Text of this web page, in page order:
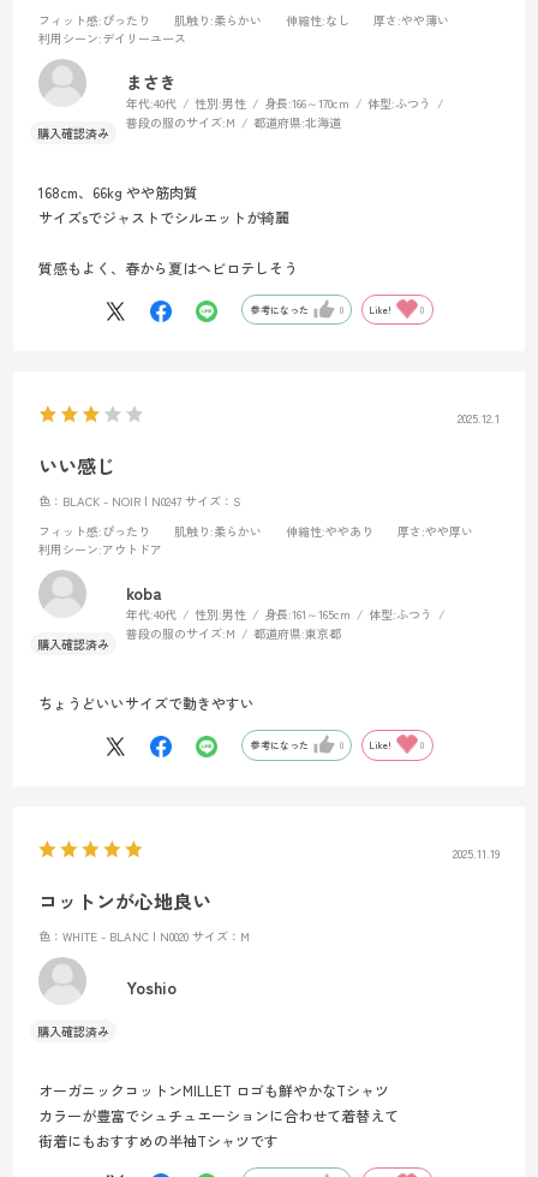
フィット感:ぴったり 肌触り :柔らかい 伸縮性:なし 厚さ:やや薄い
利用シーン:デイリーユース
まさき
年代:40代 性別:男性 身長:166～170cm 体型:ふつう
普段の服のサイズ:M 都道府県:北海道
168cm、66kg やや筋肉質
サイズsでジャストでシルエットが綺麗
質感もよく、春から夏はヘビロテしそう
参考になった 0 Like! 0
2025.12.1
いい感じ
色：BLACK - NOIR | N0247 サイズ：S
フィット感:ぴったり 肌触り :柔らかい 伸縮性:ややあり 厚さ:やや厚い
利用シーン:アウトドア
koba
年代:40代 性別:男性 身長:161～165cm 体型:ふつう
普段の服のサイズ:M 都道府県:東京都
ちょうどいいサイズで動きやすい
参考になった 0 Like! 0
2025.11.19
コットンが心地良い
色：WHITE - BLANC | N0020 サイズ：M
Yoshio
オーガニックコットンMILLET ロゴも鮮やかなTシャツ
カラーが豊富でシュチュエーションに合わせて着替えて
街着にもおすすめの半袖Tシャツです